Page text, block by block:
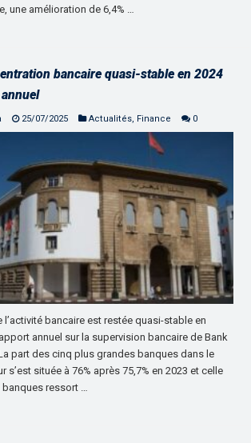
une amélioration de 6,4% …
bancaire quasi-stable en 2024
25/07/2025 Actualités, Finance 0
bancaire est restée quasi-stable en
annuel sur la supervision bancaire de Bank
part des cinq plus grandes banques dans le
s’est située à 76% après 75,7% en 2023 et celle
ressort …